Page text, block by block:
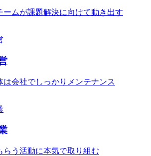
ームが課題解決に向けて動き出す
は会社でしっかりメンテナンス
らう活動に本気で取り組む